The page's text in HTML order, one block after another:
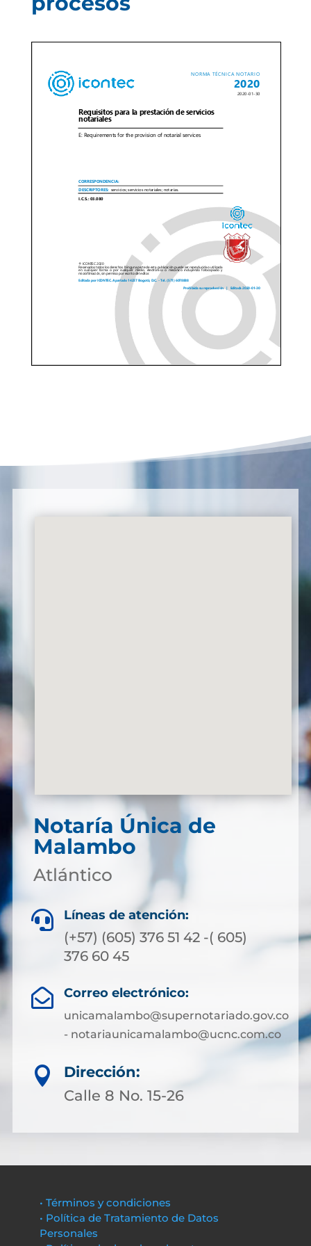
Notaría Única de
Malambo
Atlántico
 Líneas de atención:
(+57) (605) 376 51 42 -( 605)
376 60 45
 Correo electrónico:
unicamalambo@supernotariado.gov.co
- notariaunicamalambo@ucnc.com.co

Dirección:
Calle 8 No. 15-26
• Términos y condiciones
• Política de Tratamiento de Datos
Personales